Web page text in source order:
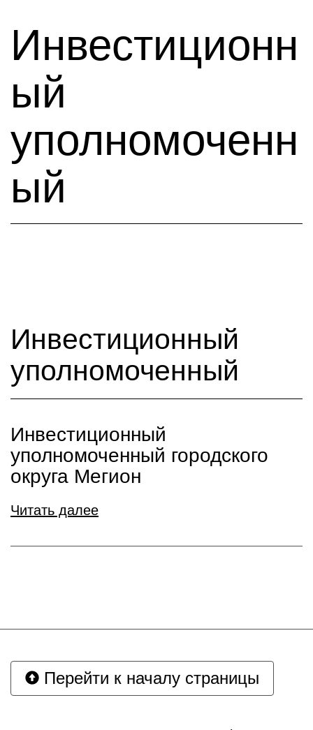
Инвестиционн
ый
уполномоченн
ый
Инвестиционный
уполномоченный
Инвестиционный
уполномоченный городского
округа Мегион
Читать далее
Перейти к началу страницы